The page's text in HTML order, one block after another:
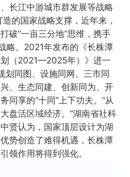
长江中游城市群发展等战略
的国家战略支撑，近年来，
破“一亩三分地”思维，携手
略。 2021年发布的《长株潭
（2021—2025年）》进一
划同图、设施同网、三市同
、生态同建、创新同为、开
同享的“十同”上下功夫。 “从
盘活区域经济。 ”湖南省社科
贤认为，国家顶层设计为湖
势创造了难得机遇，长株潭
领作用将得到强化。